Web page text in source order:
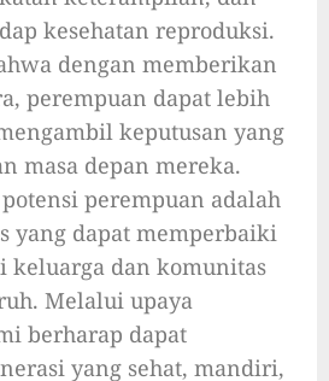
kesehatan reproduksi.
dengan memberikan
perempuan dapat lebih
keputusan yang
masa depan mereka.
perempuan adalah
yang dapat memperbaiki
keluarga dan komunitas
Melalui upaya
berharap dapat
yang sehat, mandiri,